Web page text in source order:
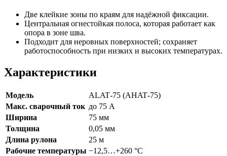
Две клейкие зоны по краям для надёжной фиксации.
Центральная огнестойкая полоса, которая работает как
опора в зоне шва.
Подходит для неровных поверхностей; сохраняет
работоспособность при низких и высоких температурах.
Характеристики
Модель
ALAT‑75 (AHAT‑75)
Макс. сварочный ток до 75 А
Ширина
75 мм
Толщина
0,05 мм
Длина рулона
25 м
Рабочие температуры −12,5…+260 °C